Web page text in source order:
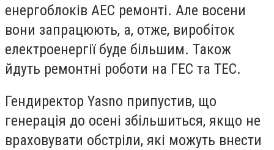
енергоблоків АЕС ремонті. Але восени
вони запрацюють, а, отже, виробіток
електроенергії буде більшим. Також
йдуть ремонтні роботи на ГЕС та ТЕС.
Гендиректор Yasno припустив, що
генерація до осені збільшиться, якщо не
враховувати обстріли, які можуть внести